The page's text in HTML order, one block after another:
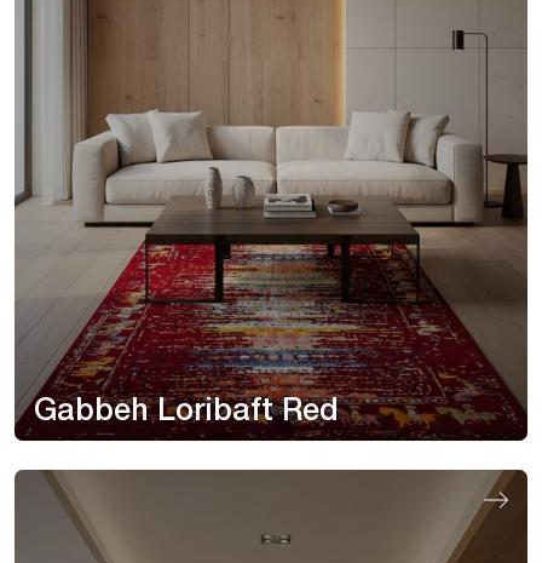
Gabbeh Loribaft Red